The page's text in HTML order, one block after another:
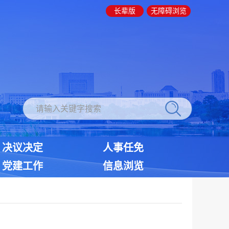
长辈版 无障碍浏览
决议决定
人事任免
党建工作 信息浏览